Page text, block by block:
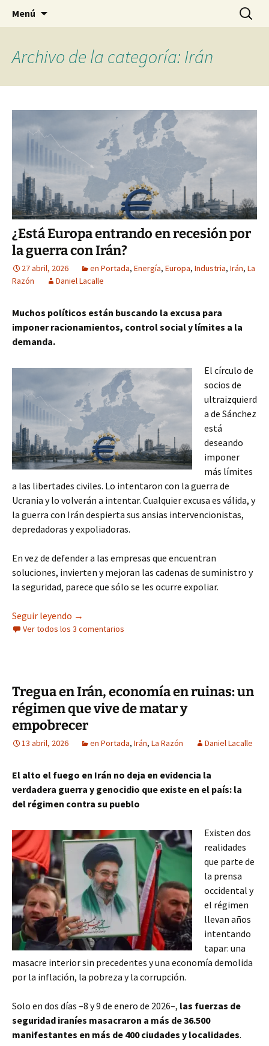
dlacalle.com
Blog de Daniel Lacalle
Menú Buscar:
Archivo de la categoría: Irán
¿Está Europa entrando en recesión por
la guerra con Irán?
27 abril, 2026 en Portada, Energía, Europa, Industria, Irán, La
Razón
Daniel Lacalle
Muchos políticos están buscando la excusa para
imponer racionamientos, control social y límites a la
demanda.
El círculo de
socios de
ultraizquierd
a de Sánchez
está
deseando
imponer
más límites
a las libertades civiles. Lo intentaron con la guerra de
Ucrania y lo volverán a intentar. Cualquier excusa es válida, y
la guerra con Irán despierta sus ansias intervencionistas,
depredadoras y expoliadoras.
En vez de defender a las empresas que encuentran
soluciones, invierten y mejoran las cadenas de suministro y
la seguridad, parece que sólo se les ocurre expoliar.
Seguir leyendo ¿Está Europa entrando en recesión por la
→
Ver todos los 3 comentarios
Tregua en Irán, economía en ruinas: un
régimen que vive de matar y
empobrecer
13 abril, 2026 en Portada, Irán, La Razón Daniel Lacalle
El alto el fuego en Irán no deja en evidencia la
verdadera guerra y genocidio que existe en el país: la
del régimen contra su pueblo
Existen dos
realidades
que parte de
la prensa
occidental y
el régimen
llevan años
intentando
tapar: una
masacre interior sin precedentes y una economía demolida
por la inflación, la pobreza y la corrupción.
Solo en dos días –8 y 9 de enero de 2026–, las fuerzas de
seguridad iraníes masacraron a más de 36.500
manifestantes en más de 400 ciudades y localidades.